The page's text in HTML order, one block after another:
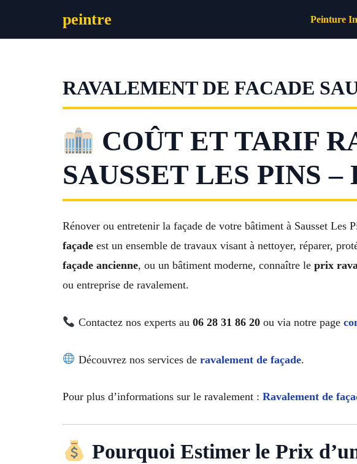
contenu
peintre Peinture
RAVALEMENT DE FACADE
COÛT ET TARIF
SAUSSET LES PINS
Rénover ou entretenir la façade de votre bâtiment à Sausset Les
façade est un ensemble de travaux visant à nettoyer, réparer,
façade ancienne, ou un bâtiment moderne, connaître le prix
ou entreprise de ravalement.
Contactez nos experts au 06 28 31 86 20ou via notre page
Découvrez nos services de ravalement de façade.
Pour plus d’informations sur le ravalement : Ravalement de
Pourquoi Estimer le Prix